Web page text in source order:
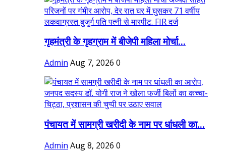
गृहमंत्री के गृहग्राम में बीजेपी महिला मोर्चा...
Admin Aug 7, 2026 0
पंचायत में सामग्री खरीदी के नाम पर धांधली का...
Admin Aug 8, 2026 0